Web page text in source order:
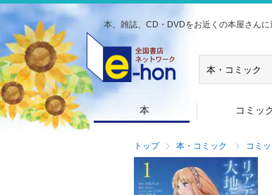
本、雑誌、CD・DVDをお近くの本屋さんに
本 コミッ
トップ 本・コミック コミッ